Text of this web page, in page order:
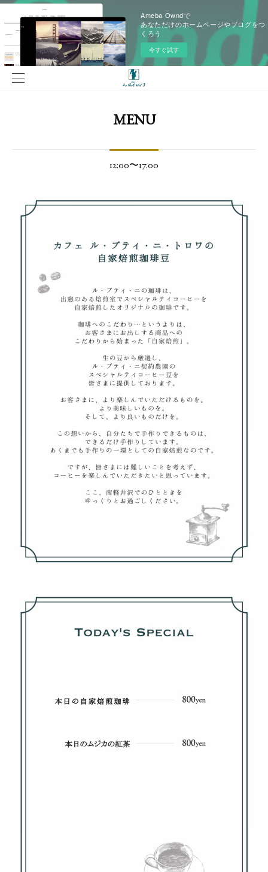
Ameba Owndで
あなただけのホームページやブログをつ
くろう
今すぐ試す
MENU
12:00〜17:00